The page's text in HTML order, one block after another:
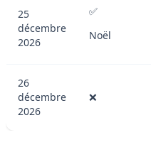
25
décembre
2026
✅
Noël
26
décembre
2026
❌